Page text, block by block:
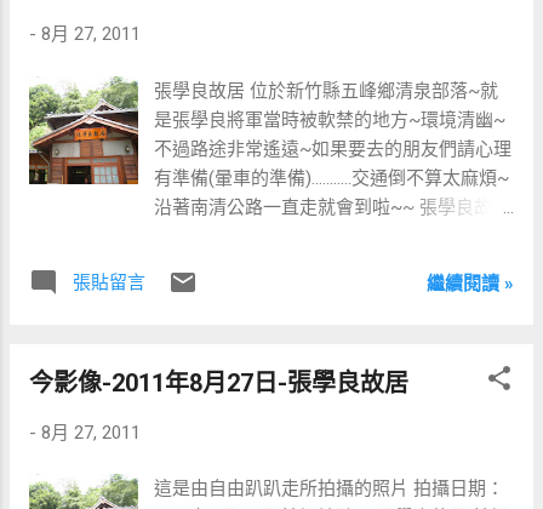
味不過口感很棒~跟一般美式比薩不同的是他
的餅皮是酥脆的~而且很薄，加上自製辣椒粉
(超辣喔!).一定要親自去嘗試一下~ 不過可不
建議你在中午日正當中的時候在現場吃~要知
道陽光=烈、辣椒粉=辣、窯 = 熱，當陽光+辣
薩...建議在黃昏四五點的時候前往(冬天就無
門方向一直走，過馬路後至羅斯福路三段283
之後轉進去巷子一直走就到啦!~ 搭乘公車(巴
- 8月 27, 2011
張學良故居 位於新竹縣五峰鄉清泉部落~就
是張學良將軍當時被軟禁的地方~環境清幽~
不過路途非常遙遠~如果要去的朋友們請心理
有準備(暈車的準備)...........交通倒不算太麻煩~
沿著南清公路一直走就會到啦~~ 張學良故居
良故居內部擺飾 張學良故居內部擺飾及歷史
張貼留言 繼續閱讀 »
今影像-2011年8月27日-張學良故居
- 8月 27, 2011
這是由自由趴趴走所拍攝的照片 拍攝日期：